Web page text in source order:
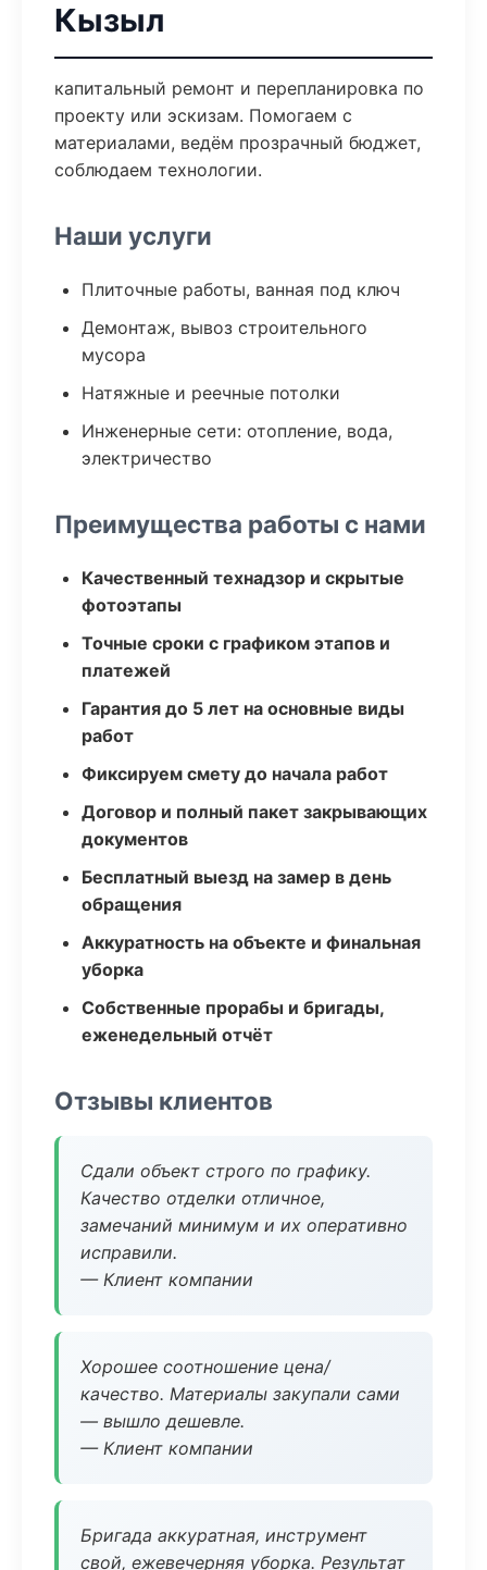
Кызыл
капитальный ремонт и перепланировка по
проекту или эскизам. Помогаем с
материалами, ведём прозрачный бюджет,
соблюдаем технологии.
Наши услуги
Плиточные работы, ванная под ключ
Демонтаж, вывоз строительного
мусора
Натяжные и реечные потолки
Инженерные сети: отопление, вода,
электричество
Преимущества работы с нами
Качественный технадзор и скрытые
фотоэтапы
Точные сроки с графиком этапов и
платежей
Гарантия до 5 лет на основные виды
работ
Фиксируем смету до начала работ
Договор и полный пакет закрывающих
документов
Бесплатный выезд на замер в день
обращения
Аккуратность на объекте и финальная
уборка
Собственные прорабы и бригады,
еженедельный отчёт
Отзывы клиентов
Сдали объект строго по графику.
Качество отделки отличное,
замечаний минимум и их оперативно
исправили.
— Клиент компании
Хорошее соотношение цена/
качество. Материалы закупали сами
— вышло дешевле.
— Клиент компании
Бригада аккуратная, инструмент
свой, ежевечерняя уборка. Результат